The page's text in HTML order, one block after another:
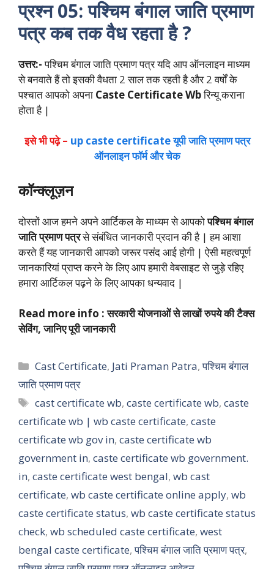
प्रश्न 05: पश्चिम बंगाल जाति प्रमाण
पत्र कब तक वैध रहता है ?
उत्तर:-पश्चिम बंगाल जाति प्रमाण पत्र यदि आप ऑनलाइन माध्यम
से बनवाते हैं तो इसकी वैधता 2 साल तक रहती है और 2 वर्षों के
पश्चात आपको अपना Caste Certificate Wbरिन्यू कराना
होता है |
इसे भी पढ़े – up caste certificate यूपी जाति प्रमाण पत्र
ऑनलाइन फॉर्म और चेक
कॉन्क्लूज़न
दोस्तों आज हमने अपने आर्टिकल के माध्यम से आपकोपश्चिम बंगाल
जाति प्रमाण पत्रसे संबंधित जानकारी प्रदान की है | हम आशा
करते हैं यह जानकारी आपको जरूर पसंद आई होगी | ऐसी महत्वपूर्ण
जानकारियां प्राप्त करने के लिए आप हमारी वेबसाइट से जुड़े रहिए
हमारा आर्टिकल पढ़ने के लिए आपका धन्यवाद |
Read more info : सरकारी योजनाओं से लाखों रुपये की टैक्स
सेविंग, जानिए पूरी जानकारी
Categories
Cast Certificate, Jati Praman Patra,पश्चिम बंगाल
जाति प्रमाण पत्र
Tags
cast certificate wb,caste certificate wb,caste
certificate wb | wb caste certificate, caste
certificate wb gov in, caste certificate wb
government in, caste certificate wb government.
in, caste certificate west bengal, wb cast
certificate, wb caste certificate online apply, wb
caste certificate status, wb caste certificate status
check, wb scheduled caste certificate, west
bengal caste certificate,पश्चिम बंगाल जाति प्रमाण पत्र,